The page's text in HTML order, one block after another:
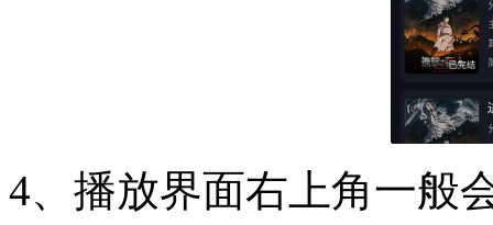
4、播放界面右上角一般